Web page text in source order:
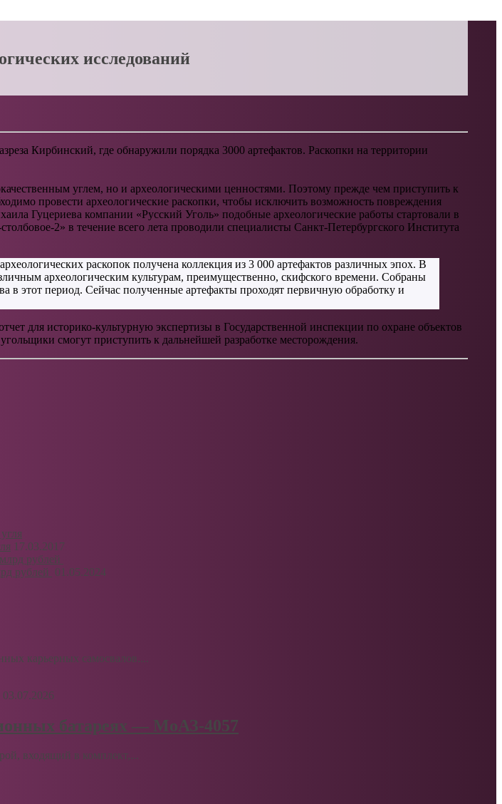
исследований
Кирбинский, где обнаружили порядка 3000 артефактов. Раскопки на территории
углем, но и археологическими ценностями. Поэтому прежде чем приступить к
провести археологические раскопки, чтобы исключить возможность повреждения
Гуцериева компании «Русский Уголь» подобные археологические работы стартовали в
2» в течение всего лета проводили специалисты Санкт-Петербургского Института
раскопок получена коллекция из 3 000 артефактов различных эпох. В
археологическим культурам, преимущественно, скифского времени. Собраны
в этот период. Сейчас полученные артефакты проходят первичную обработку и
для историко-культурную экспертизы в Государственной инспекции по охране объектов
смогут приступить к дальнейшей разработке месторождения.
17.03.2017
рублей 01.05.2024
карьерных самосвалов....
03.07.2026
батареях — МоАЗ-4057
входящий в комплект,...